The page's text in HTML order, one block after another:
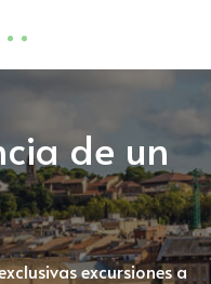
de un
excursiones a